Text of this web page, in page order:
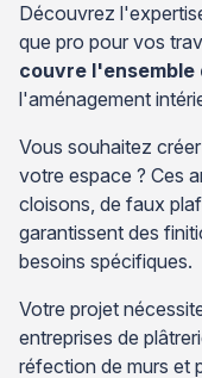
Découvrez
que pro pour vos
couvre
l'aménagement
Vous souhaitez
votre espace ? Ces
cloisons, de faux
garantissent des
besoins spécifiques.
Votre projet
entreprises de
réfection de murs et